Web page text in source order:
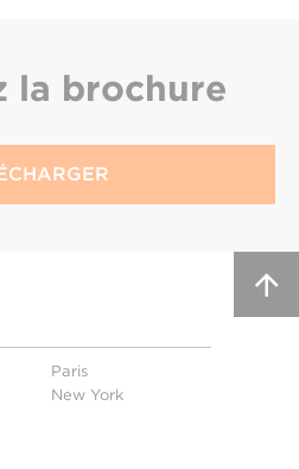
la brochure
Paris
New York